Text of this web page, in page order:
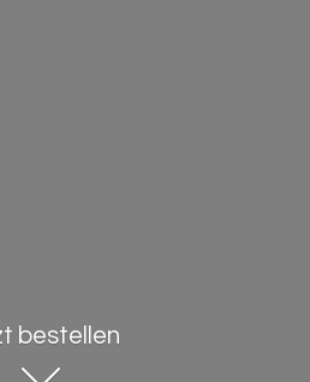
bestellen